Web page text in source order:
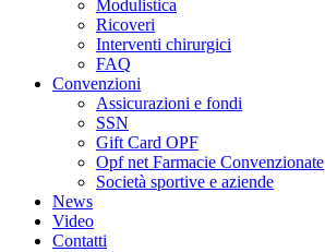
Modulistica
Ricoveri
Interventi chirurgici
FAQ
Convenzioni
Assicurazioni e fondi
SSN
Gift Card OPF
Opf net Farmacie Convenzionate
Società sportive e aziende
News
Video
Contatti